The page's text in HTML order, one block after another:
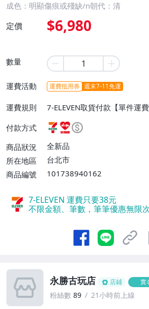
成色：明顯傷痕或殘缺/n朝代：清
定價 $6,980
數量
運費活動 運費抵用券 週末7-11免運
運費規則
7-ELEVEN取貨付款【單件運
富取貨付款【單件運費$60】
【單件運費$130】
付款方式
商品狀況
全新品
所在地區
台北市
商品編號
101738940162
7-ELEVEN 運費只要38元
不限金額、筆數，筆筆優惠無限
永勝古玩店 店鋪 實
粉絲數 89 21小時前上線